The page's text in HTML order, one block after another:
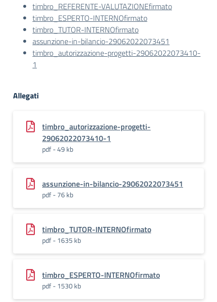
timbro_REFERENTE-VALUTAZIONEfirmato
timbro_ESPERTO-INTERNOfirmato
timbro_TUTOR-INTERNOfirmato
assunzione-in-bilancio-29062022073451
timbro_autorizzazione-progetti-29062022073410-
1
Allegati
timbro_autorizzazione-progetti-
29062022073410-1
pdf - 49 kb
assunzione-in-bilancio-29062022073451
pdf - 76 kb
timbro_TUTOR-INTERNOfirmato
pdf - 1635 kb
timbro_ESPERTO-INTERNOfirmato
pdf - 1530 kb